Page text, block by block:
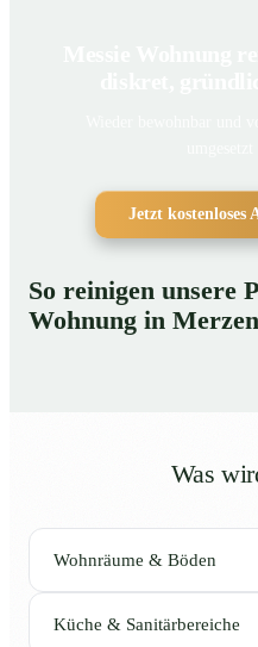
Jetzt kostenloses
So reinigen unsere
Wohnung in
Was
Wohnräume & Böden
Küche & Sanitärbereiche